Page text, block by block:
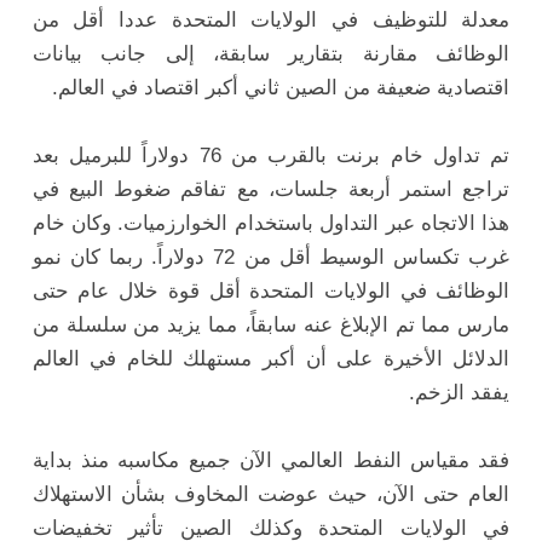
معدلة للتوظيف في الولايات المتحدة عددا أقل من
الوظائف مقارنة بتقارير سابقة، إلى جانب بيانات
اقتصادية ضعيفة من الصين ثاني أكبر اقتصاد في العالم.
تم تداول خام برنت بالقرب من 76 دولاراً للبرميل بعد
تراجع استمر أربعة جلسات، مع تفاقم ضغوط البيع في
هذا الاتجاه عبر التداول باستخدام الخوارزميات. وكان خام
غرب تكساس الوسيط أقل من 72 دولاراً. ربما كان نمو
الوظائف في الولايات المتحدة أقل قوة خلال عام حتى
مارس مما تم الإبلاغ عنه سابقاً، مما يزيد من سلسلة من
الدلائل الأخيرة على أن أكبر مستهلك للخام في العالم
يفقد الزخم.
فقد مقياس النفط العالمي الآن جميع مكاسبه منذ بداية
العام حتى الآن، حيث عوضت المخاوف بشأن الاستهلاك
في الولايات المتحدة وكذلك الصين تأثير تخفيضات